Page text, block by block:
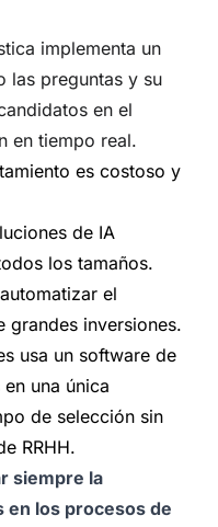
implementa un
las preguntas y su
en el
en tiempo real.
es costoso y
de IA
los tamaños.
el
grandes inversiones.
usa un software de
una única
de selección sin
RRHH.
siempre la
en los procesos de